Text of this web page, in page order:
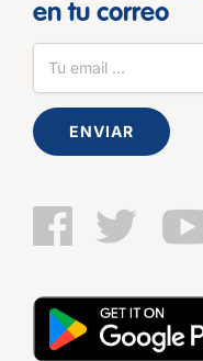
en tu correo
ENVIAR